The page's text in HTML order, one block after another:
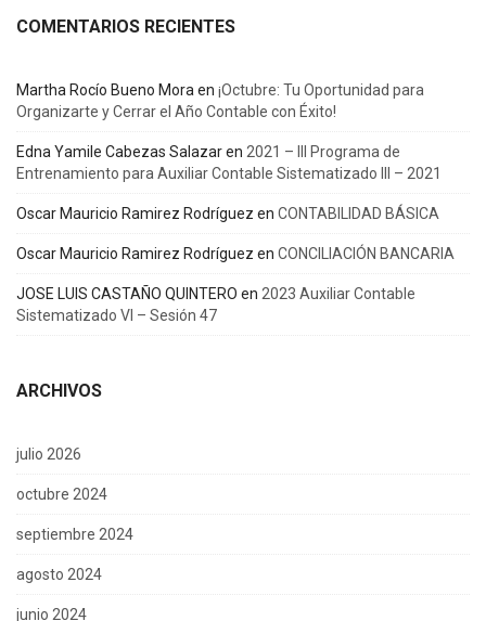
COMENTARIOS RECIENTES
Martha Rocío Bueno Mora en ¡Octubre: Tu Oportunidad para
Organizarte y Cerrar el Año Contable con Éxito!
Edna Yamile Cabezas Salazaren 2021 – III Programa de
Entrenamiento para Auxiliar Contable Sistematizado III – 2021
Oscar Mauricio Ramirez Rodríguez en CONTABILIDAD BÁSICA
Oscar Mauricio Ramirez Rodríguez en CONCILIACIÓN BANCARIA
JOSE LUIS CASTAÑO QUINTERO en 2023 Auxiliar Contable
Sistematizado VI – Sesión 47
ARCHIVOS
julio 2026
octubre 2024
septiembre 2024
agosto 2024
junio 2024